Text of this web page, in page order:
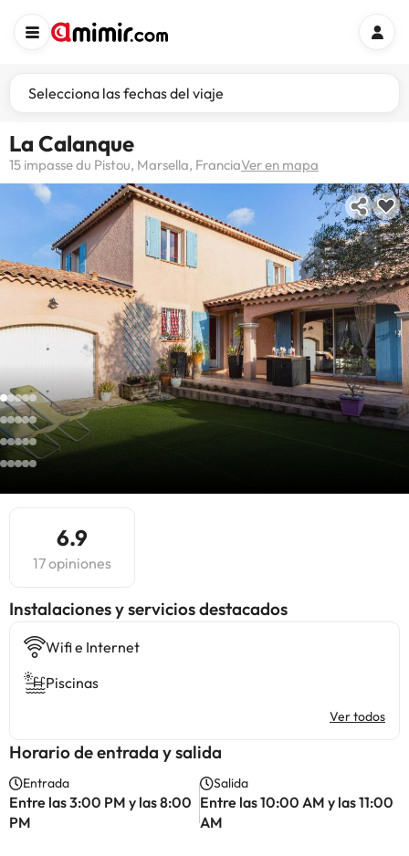
Selecciona las fechas del viaje
La Calanque
15 impasse du Pistou, Marsella, FranciaVer en mapa
6.9
17 opiniones
Instalaciones y servicios destacados
Wifi e Internet
Piscinas
Ver todos
Horario de entrada y salida
Entrada
Entre las 3:00 PM y las 8:00
PM
Salida
Entre las 10:00 AM y las 11:00
AM